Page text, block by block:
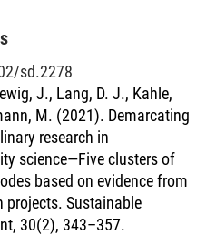
sd.2278
J., Lang, D. J., Kahle,
M. (2021). Demarcating
research in
science—Five clusters of
based on evidence from
projects. Sustainable
30(2), 343–357.
societally relevant,
further funding of
agencies.
von 81
Gruppenvergleiche
zeigen, dass die
Ergebnisse und
Projektmerkmalen und
definiert als
Ergebnisse deuten darauf
eine größere
Insbesondere die